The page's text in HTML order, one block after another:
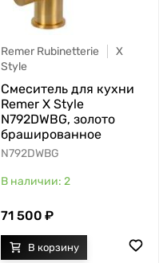
Remer Rubinetterie
X
Style
Cмеситель для кухни
Remer X Style
N792DWBG, золото
брашированное
N792DWBG
2
71 500